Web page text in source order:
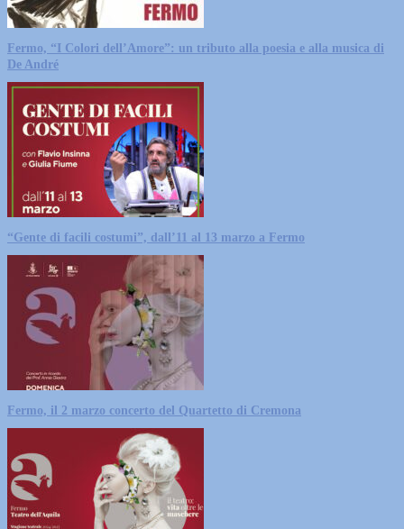
Fermo, “I Colori dell’Amore”: un tributo alla poesia e alla musica di
De André
“Gente di facili costumi”, dall’11 al 13 marzo a Fermo
Fermo, il 2 marzo concerto del Quartetto di Cremona